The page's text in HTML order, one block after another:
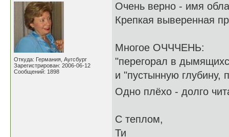
Откуда: Германия, Аугсбург
Зарегистрирован: 2006-06-12
Сообщений: 1898
Очень верно - имя
Крепкая выверенная
Многое ОЧЧЧЕНЬ:
"перегорал в
и "пустынную глубину,
Одно плёхо - долго
С теплом,
Ти